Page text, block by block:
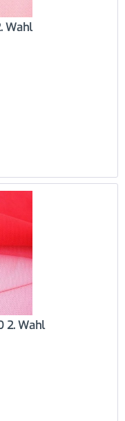
Wahl
2. Wahl